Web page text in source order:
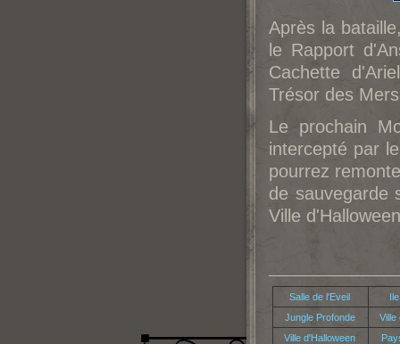
Après la
le Rapport
Cachette
Trésor des
Le prochain
intercepté par
pourrez
de sauvegarde
Ville d'Halloween
Salle de l'Eveil
Jungle Profonde
Ville d'Halloween